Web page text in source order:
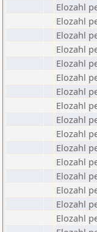
Elozahl
Elozahl
Elozahl
Elozahl
Elozahl
Elozahl
Elozahl
Elozahl
Elozahl
Elozahl
Elozahl
Elozahl
Elozahl
Elozahl
Elozahl
Elozahl